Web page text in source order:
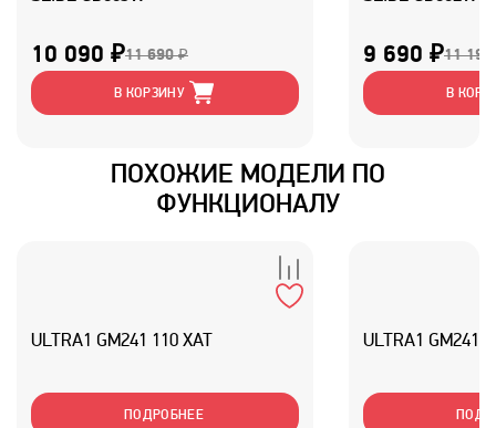
10 090 ₽11 690 ₽
В КОРЗИНУ
9 690 ₽11
В
ПОХОЖИЕ МОДЕЛИ ПО
ФУНКЦИОНАЛУ
ULTRA1 GM241 110 XAT
ПОДРОБНЕЕ
ULTRA1 GM241